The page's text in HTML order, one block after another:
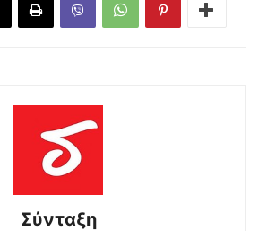
Σύνταξη